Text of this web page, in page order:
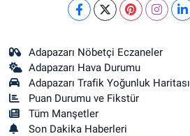
Adapazarı Nöbetçi Eczaneler
Adapazarı Hava Durumu
Adapazarı Trafik Yoğunluk Haritası
Puan Durumu ve Fikstür
Tüm Manşetler
Son Dakika Haberleri